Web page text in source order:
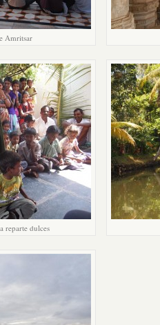
Amritsar
reparte dulces